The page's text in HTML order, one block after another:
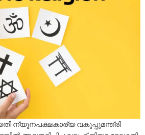
ന്യൂനപക്ഷകാര്യ വകുപ്പുമന്ത്രി